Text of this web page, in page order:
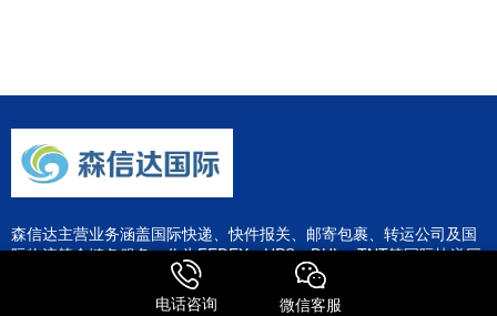
森信达主营业务涵盖国际快递、快件报关、邮寄包裹、转运公司及国
际物流等全链条服务。作为FEDEX、UPS、DHL、TNT等国际快递巨
头的深度合作伙伴，公司整合了全球专线资源，为客户提供极具竞争
电话咨询 微信客服